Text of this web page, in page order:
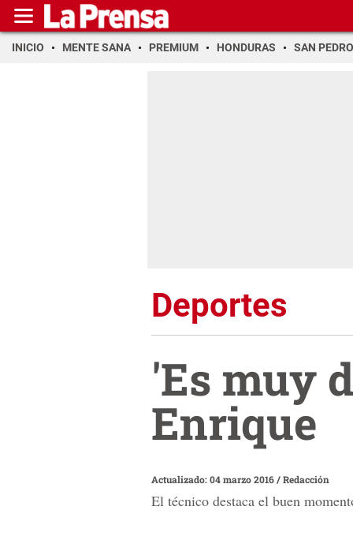
INICIO MENTE SANA PREMIUM HONDURAS SAN PEDRO
Deportes
'Es muy
Enrique
Actualizado: 04 marzo 2016/Redacción
El técnico destaca el buen